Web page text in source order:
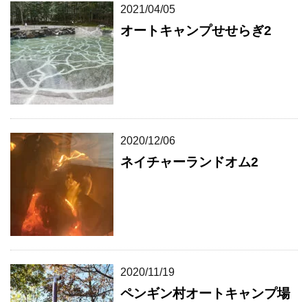
2021/04/05
オートキャンプせせらぎ2
2020/12/06
ネイチャーランドオム2
2020/11/19
ペンギン村オートキャンプ場